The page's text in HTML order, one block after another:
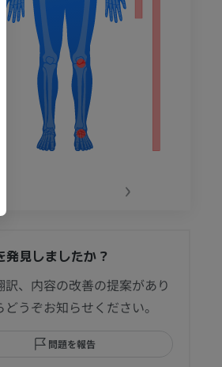
›
発見しましたか？
訳、内容の改善の提案があり
どうぞお知らせください。
問題を報告